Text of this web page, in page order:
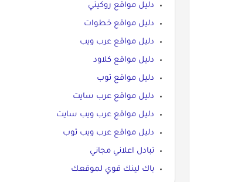
دليل مواقع روكيني
دليل مواقع خطوات
دليل مواقع عرب ويب
دليل مواقع كلاود
دليل مواقع توب
دليل مواقع عرب سايت
دليل مواقع عرب ويب سايت
دليل مواقع عرب ويب توب
تبادل اعلاني مجاني
باك لينك قوي لموقعك